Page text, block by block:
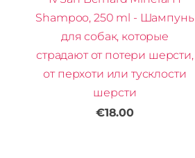
Shampoo, 250 ml - Шампунь
для собак, которые
страдают от потери шерсти,
от перхоти или тусклости
шерсти
€18.00